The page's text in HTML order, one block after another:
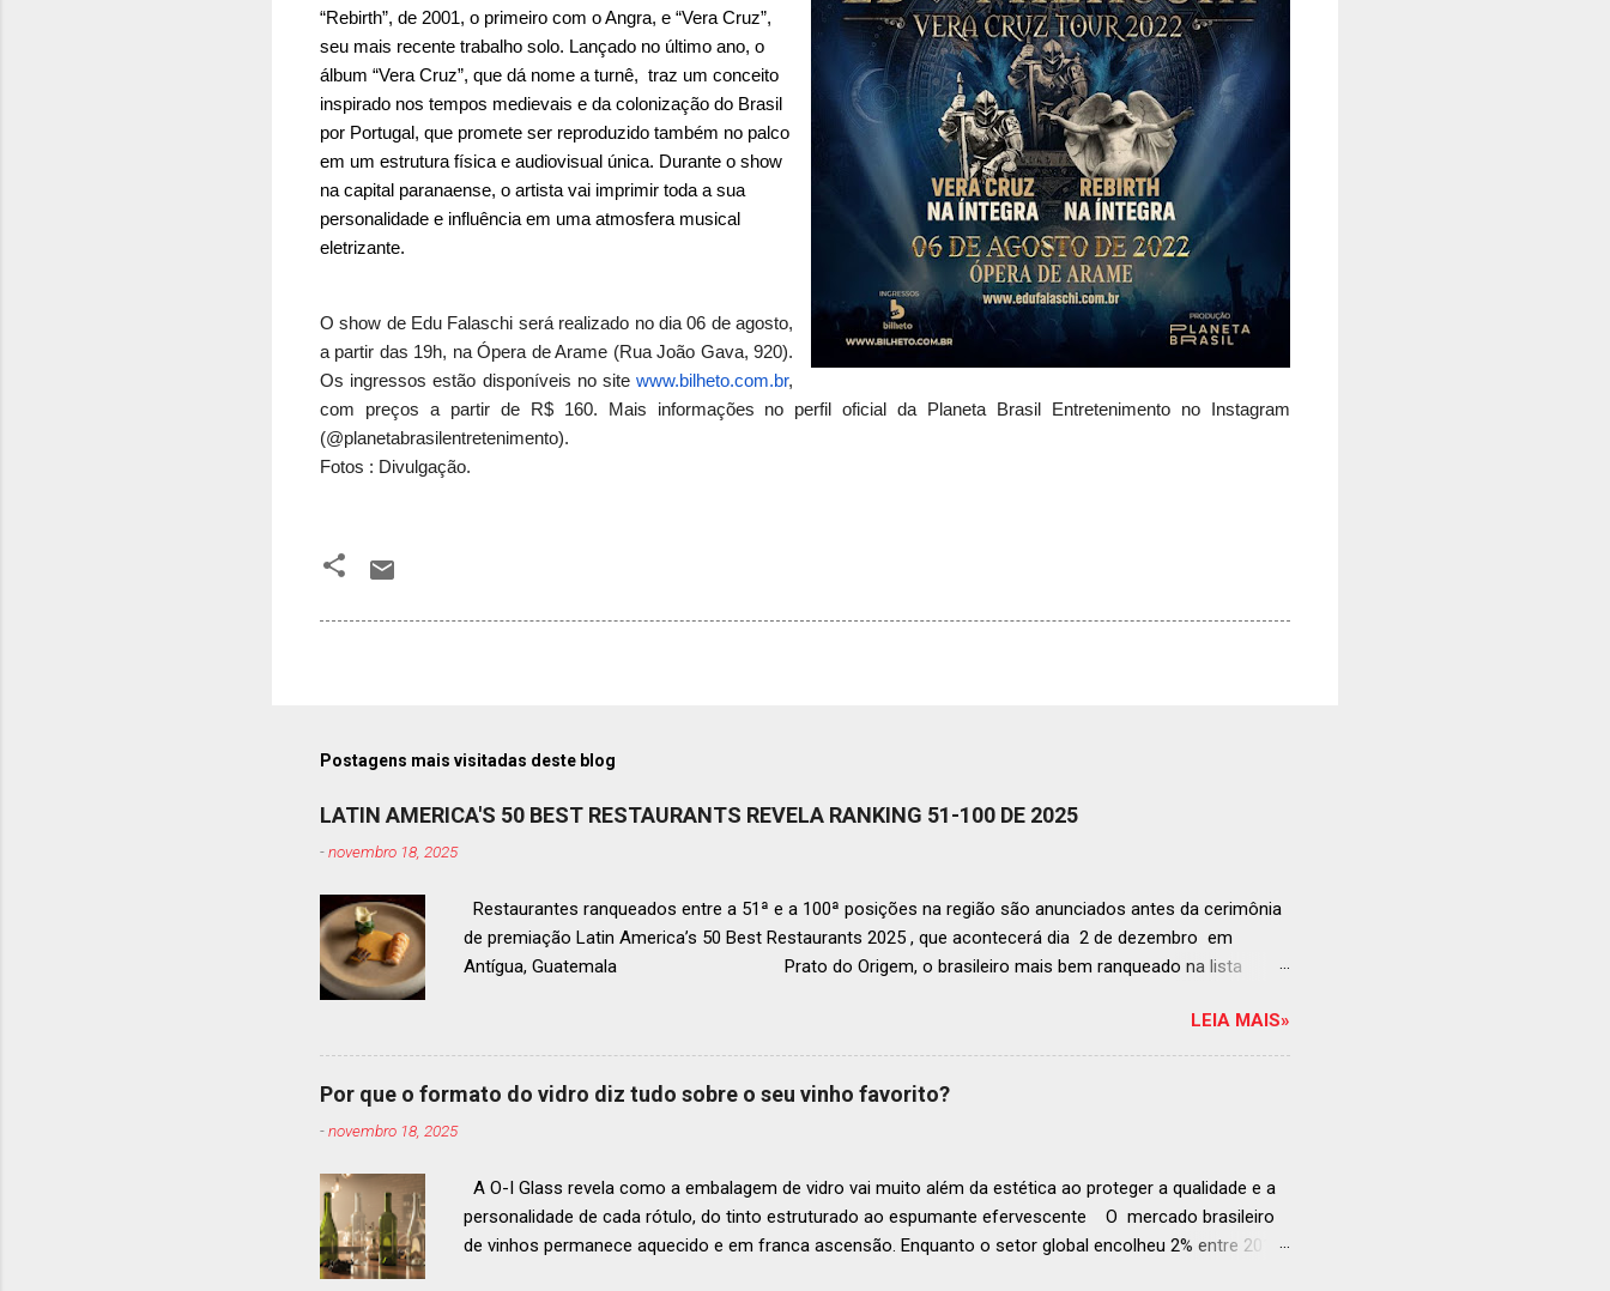
“Rebirth”, de 2001, o primeiro com o Angra, e “Vera Cruz”,
seu mais recente trabalho solo. Lançado no último ano, o
álbum “Vera Cruz”, que dá nome a turnê, traz um conceito
inspirado nos tempos medievais e da colonização do Brasil
por Portugal, que promete ser reproduzido também no palco
em um estrutura física e audiovisual única. Durante o show
na capital paranaense, o artista vai imprimir toda a sua
personalidade e influência em uma atmosfera musical
eletrizante.
O show de Edu Falaschi será realizado no dia 06 de agosto,
a partir das 19h, na Ópera de Arame (Rua João Gava, 920).
Os ingressos estão disponíveis no site www.bilheto.com.br,
com preços a partir de R$ 160. Mais informações no perfil oficial da Planeta Brasil Entretenimento no Instagram
(@planetabrasilentretenimento).
Fotos : Divulgação.
Postagens mais visitadas deste blog
LATIN AMERICA'S 50 BEST RESTAURANTS REVELA RANKING 51-100 DE 2025
-novembro 18, 2025
Restaurantes ranqueados entre a 51ª e a 100ª posições na região são anunciados antes da cerimônia
de premiação Latin America’s 50 Best Restaurants 2025 , que acontecerá dia 2 de dezembro em
Antígua, Guatemala Prato do Origem, o brasileiro mais bem ranqueado na lista
ranqueados nas posições No.51 a No.100,em celebração ao panorama vibrante e diversificado da
gastronomia de toda a região. A lista expandida demonstra o empenho da organização em reconhecer
um espectro mais amplo de talentos gastronômicos e prepara o palco para a grande revelação da
LEIA MAIS»
Por que o formato do vidro diz tudo sobre o seu vinho favorito?
-novembro 18, 2025
A O-I Glass revela como a embalagem de vidro vai muito além da estética ao proteger a qualidade e a
personalidade de cada rótulo, do tinto estruturado ao espumante efervescente O mercado brasileiro
de vinhos permanece aquecido e em franca ascensão. Enquanto o setor global encolheu 2% entre 2019